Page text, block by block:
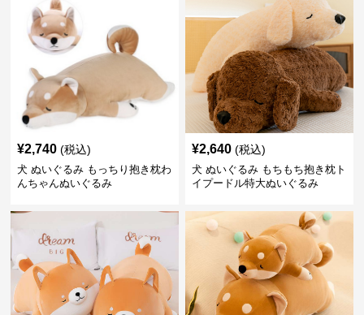
¥2,740 (税込)
犬 ぬいぐるみ もっちり抱き枕わ
んちゃんぬいぐるみ
¥2,640 (税込)
犬 ぬいぐるみ もちもち抱き枕ト
イプードル特大ぬいぐるみ